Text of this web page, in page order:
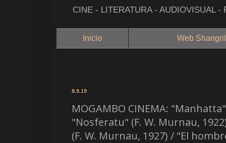
CINE - LITERATURA - AUDIOVISUAL
Inicio Web
8.9.19
MOGAMBO CINEMA:
"Nosferatu" (F. W. Murnau,
(F. W. Murnau, 1927) / "El